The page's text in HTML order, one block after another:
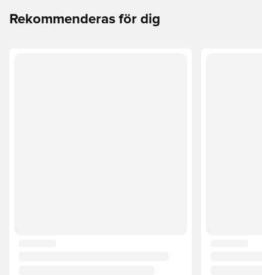
Rekommenderas för dig